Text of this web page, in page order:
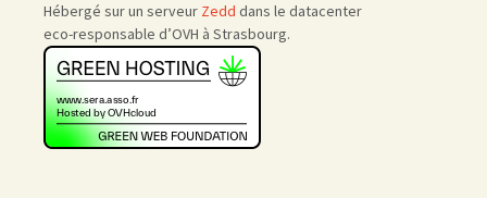
Hébergé sur un serveur Zedd dans le datacenter
eco-responsable d’OVH à Strasbourg.